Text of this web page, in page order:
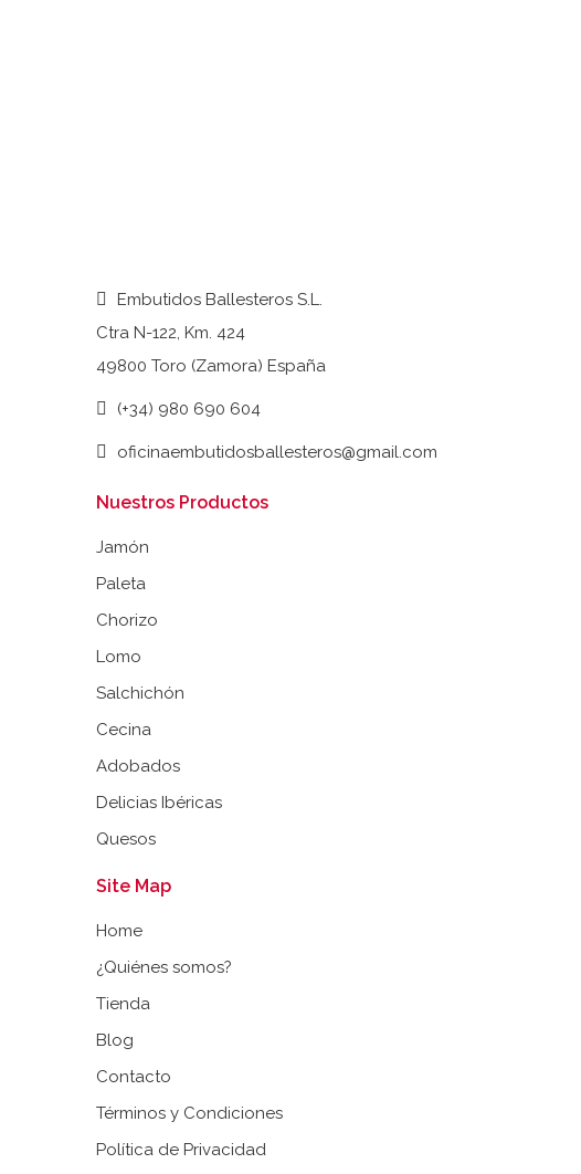
Embutidos Ballesteros S.L.
Ctra N-122, Km. 424
49800 Toro (Zamora) España
(+34) 980 690 604
oficinaembutidosballesteros@gmail.com
Nuestros Productos
Jamón
Paleta
Chorizo
Lomo
Salchichón
Cecina
Adobados
Delicias Ibéricas
Quesos
Site Map
Home
¿Quiénes somos?
Tienda
Blog
Contacto
Términos y Condiciones
Política de Privacidad